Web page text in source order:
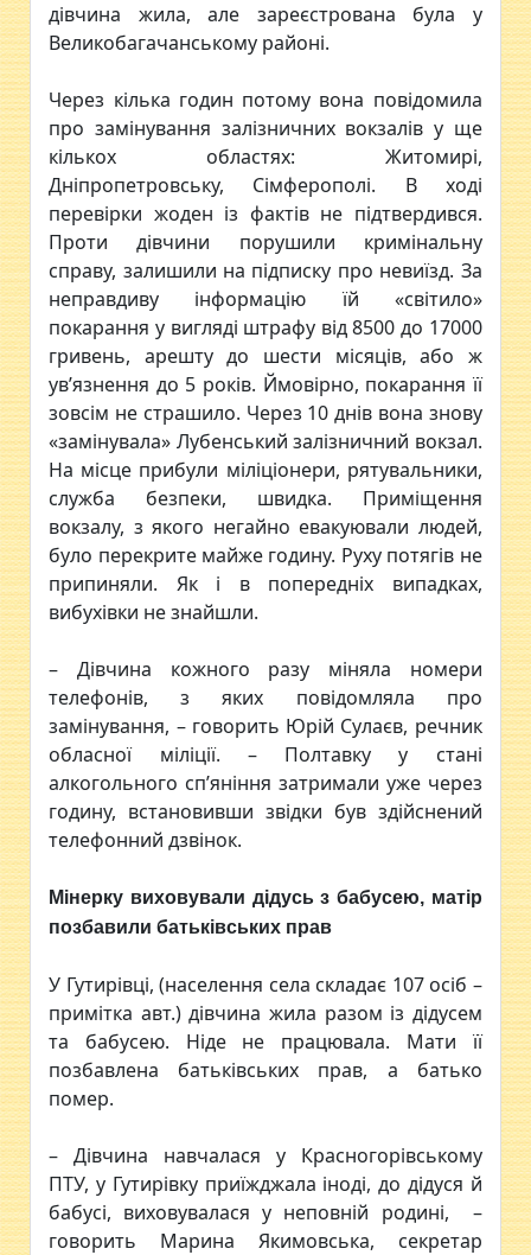
дівчина жила, але зареєстрована була у
Великобагачанському районі.
Через кілька годин потому вона повідомила
про замінування залізничних вокзалів у ще
кількох областях: Житомирі,
Дніпропетровську, Сімферополі. В ході
перевірки жоден із фактів не підтвердився.
Проти дівчини порушили кримінальну
справу, залишили на підписку про невиїзд. За
неправдиву інформацію їй «світило»
покарання у вигляді штрафу від 8500 до 17000
гривень, арешту до шести місяців, або ж
ув’язнення до 5 років. Ймовірно, покарання її
зовсім не страшило. Через 10 днів вона знову
«замінувала» Лубенський залізничний вокзал.
На місце прибули міліціонери, рятувальники,
служба безпеки, швидка. Приміщення
вокзалу, з якого негайно евакуювали людей,
було перекрите майже годину. Руху потягів не
припиняли. Як і в попередніх випадках,
вибухівки не знайшли.
– Дівчина кожного разу міняла номери
телефонів, з яких повідомляла про
замінування, – говорить Юрій Сулаєв, речник
обласної міліції. – Полтавку у стані
алкогольного сп’яніння затримали уже через
годину, встановивши звідки був здійснений
телефонний дзвінок.
Мінерку виховували дідусь з бабусею, матір
позбавили батьківських прав
У Гутирівці, (населення села складає 107 осіб –
примітка авт.) дівчина жила разом із дідусем
та бабусею. Ніде не працювала. Мати її
позбавлена батьківських прав, а батько
помер.
– Дівчина навчалася у Красногорівському
ПТУ, у Гутирівку приїжджала іноді, до дідуся й
бабусі, виховувалася у неповній родині, –
говорить Марина Якимовська, секретар